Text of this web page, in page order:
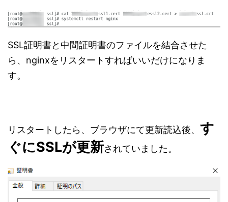
SSL証明書と中間証明書のファイルを結合させた
ら、nginxをリスタートすればいいだけになりま
す。
リスタートしたら、ブラウザにて更新読込後、 す
ぐにSSLが更新されていました。